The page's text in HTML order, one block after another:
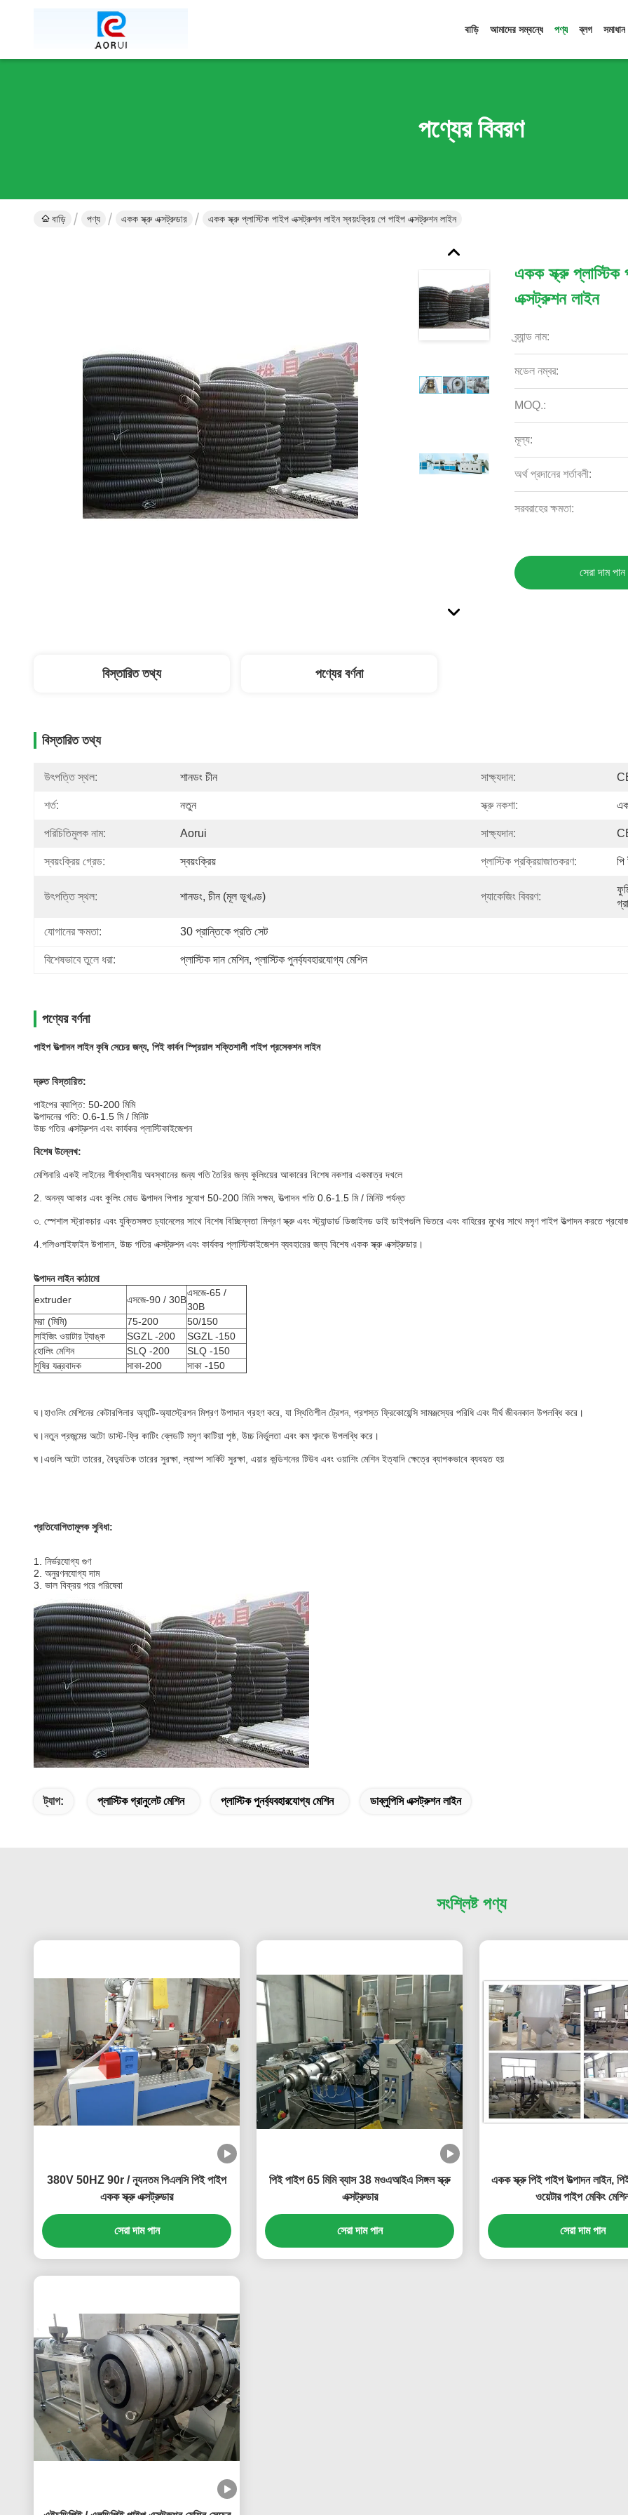
বাড়ি আমাদের সম্বন্ধে পণ্য ব্লগ সমাধান
পণ্যের বিবরণ
বাড়ি পণ্য একক স্ক্রু এক্সট্রুডার একক স্ক্রু প্লাস্টিক পাইপ এক্সট্রুশন লাইন স্বয়ংক্রিয় পে পাইপ এক্সট্রুশন লাইন
একক স্ক্রু প্লাস্টিক
এক্সট্রুশন লাইন
ব্র্যান্ড নাম:
মডেল নম্বর:
MOQ.:
মূল্য:
অর্থ প্রদানের শর্তাবলী:
সরবরাহের ক্ষমতা:
সেরা দাম পান
বিস্তারিত তথ্য পণ্যের বর্ণনা
বিস্তারিত তথ্য
উৎপত্তি স্থল: শানডং চীন সাক্ষ্যদান:
শর্ত: নতুন স্ক্রু নকশা:
পরিচিতিমুলক নাম: Aorui সাক্ষ্যদান:
স্বয়ংক্রিয় গ্রেড: স্বয়ংক্রিয় প্লাস্টিক প্রক্রিয়াজাতকরণ: পি
উৎপত্তি স্থল: শানডং, চীন (মূল ভূখণ্ড) প্যাকেজিং বিবরণ:
যোগানের ক্ষমতা: 30 প্রান্তিকে প্রতি সেট
বিশেষভাবে তুলে ধরা: প্লাস্টিক দান মেশিন, প্লাস্টিক পুনর্ব্যবহারযোগ্য মেশিন
পণ্যের বর্ণনা
পাইপ উত্পাদন লাইন কৃষি সেচের জন্য, পিই কার্বন স্প্রিয়াল শক্তিশালী পাইপ প্রসেকশন লাইন
দ্রুত বিস্তারিত:
পাইপের ব্যাপ্তি: 50-200 মিমি
উত্পাদনের গতি: 0.6-1.5 মি / মিনিট
উচ্চ গতির এক্সট্রুশন এবং কার্যকর প্লাস্টিকাইজেশন
বিশেষ উল্লেখ:
মেশিনারি একই লাইনের শীর্ষস্থানীয় অবস্থানের জন্য গতি তৈরির জন্য কুলিংয়ের আকারের বিশেষ নকশার একমাত্র দখলে
2. অনন্য আকার এবং কুলিং মোড উত্পাদন পিপার সুযোগ 50-200 মিমি সক্ষম, উত্পাদন গতি 0.6-1.5 মি / মিনিট পর্যন্ত
৩. স্পেশাল স্ট্রাকচার এবং যুক্তিসঙ্গত চ্যানেলের সাথে বিশেষ বিচ্ছিন্নতা মিশ্রণ স্ক্রু এবং স্ট্যান্ডার্ড ডিজাইনড ডাই ডাইপগুলি ভিতরে এবং বাহিরের মুখের সাথে মসৃণ পাইপ উত্পাদন করতে
4.পলিওলাইফাইন উপাদান, উচ্চ গতির এক্সট্রুশন এবং কার্যকর প্লাস্টিকাইজেশন ব্যবহারের জন্য বিশেষ একক স্ক্রু এক্সট্রুডার।
উত্পাদন লাইন কাঠামো
extruder
এসজে-90 / 30B
এসজে-65 /
30B
মরা (মিমি)
75-200
50/150
সাইজিং ওয়াটার ট্যাঙ্ক
SGZL -200
SGZL -150
হোলিং মেশিন
SLQ -200
SLQ -150
সুষির যন্ত্রবাদক
সাকা-200 সাকা -150
ঘ।হাওলিং মেশিনের কেটারপিলার অ্যান্টি-অ্যাস্ট্রেশন মিশ্রণ উপাদান গ্রহণ করে, যা স্থিতিশীল ট্রেশন, প্রশস্ত ফ্রিকোয়েন্সি সামঞ্জস্যের পরিধি এবং দীর্ঘ জীবনকাল উপলব্ধি করে।
ঘ।নতুন প্রজন্মের অটো ডাস্ট-ফ্রি কাটিং ব্লেডটি মসৃণ কাটিয়া পৃষ্ঠ, উচ্চ নির্ভুলতা এবং কম শব্দকে উপলব্ধি করে।
ঘ।এগুলি অটো তারের, বৈদ্যুতিক তারের সুরক্ষা, ল্যাম্প সার্কিট সুরক্ষা, এয়ার কন্ডিশনের টিউব এবং ওয়াশিং মেশিন ইত্যাদি ক্ষেত্রে ব্যাপকভাবে ব্যবহৃত হয়
প্রতিযোগিতামূলক সুবিধা:
1. নির্ভরযোগ্য গুণ
2. অনুরণনযোগ্য দাম
3. ভাল বিক্রয় পরে পরিষেবা
ট্যাগ: প্লাস্টিক গ্রানুলেট মেশিন প্লাস্টিক পুনর্ব্যবহারযোগ্য মেশিন ডাব্লুপিসি এক্সট্রুশন লাইন
সংশ্লিষ্ট পণ্য
380V 50HZ 90r / ন্যূনতম পিএলসি পিই পাইপ
একক স্ক্রু এক্সট্রুডার
সেরা দাম পান
পিই পাইপ 65 মিমি ব্যাস 38 মওএআইএ সিঙ্গল স্ক্রু
এক্সট্রুডার
সেরা দাম পান
একক স্ক্রু পিই পাইপ উত্পাদন লাইন,
ওয়েটার পাইপ মেকিং
সেরা দাম পান